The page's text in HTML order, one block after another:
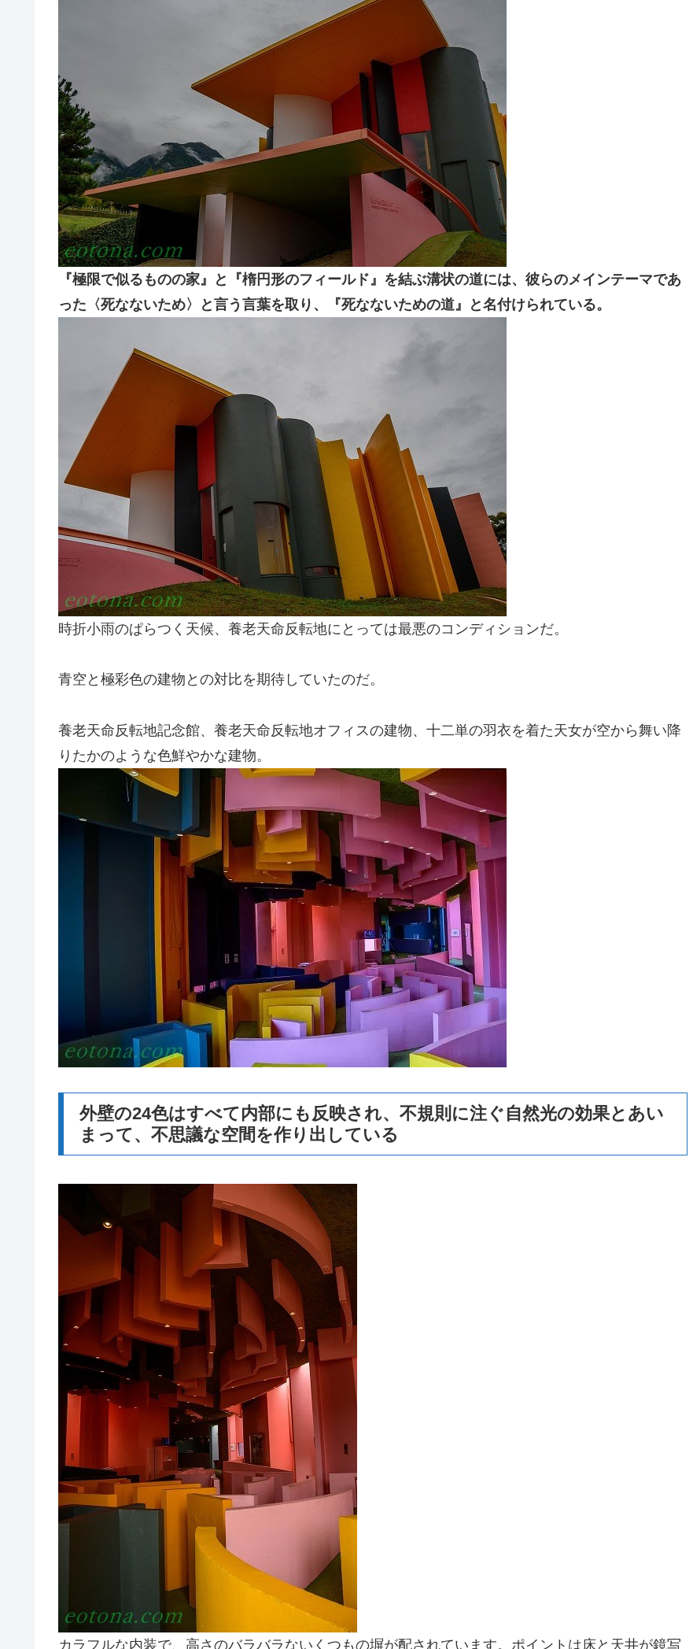
『極限で似るものの家』と『楕円形のフィールド』を結ぶ溝状の道には、彼らのメインテーマであ
った〈死なないため〉と言う言葉を取り、『死なないための道』と名付けられている。
時折小雨のぱらつく天候、養老天命反転地にとっては最悪のコンディションだ。
青空と極彩色の建物との対比を期待していたのだ。
養老天命反転地記念館、養老天命反転地オフィスの建物、十二単の羽衣を着た天女が空から舞い降
りたかのような色鮮やかな建物。
外壁の24色はすべて内部にも反映され、不規則に注ぐ自然光の効果とあい
まって、不思議な空間を作り出している
カラフルな内装で、高さのバラバラないくつもの塀が配されています。ポイントは床と天井が鏡写